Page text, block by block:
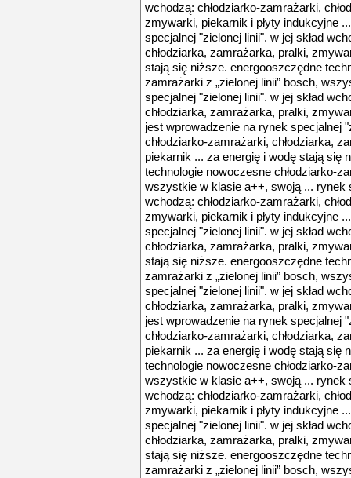
wchodzą: chłodziarko-zamrażarki,
zmywarki, piekarnik i płyty indukcyjne
specjalnej "zielonej linii". w jej skład
chłodziarka, zamrażarka, pralki,
stają się niższe. energooszczędne
zamrażarki z „zielonej linii” bosch,
specjalnej "zielonej linii". w jej skład
chłodziarka, zamrażarka, pralki,
jest wprowadzenie na rynek specjalnej
chłodziarko-zamrażarki, chłodziarka,
piekarnik ... za energię i wodę stają się
technologie nowoczesne chłodziarko-
wszystkie w klasie a++, swoją ... rynek
wchodzą: chłodziarko-zamrażarki,
zmywarki, piekarnik i płyty indukcyjne
specjalnej "zielonej linii". w jej skład
chłodziarka, zamrażarka, pralki,
stają się niższe. energooszczędne
zamrażarki z „zielonej linii” bosch,
specjalnej "zielonej linii". w jej skład
chłodziarka, zamrażarka, pralki,
jest wprowadzenie na rynek specjalnej
chłodziarko-zamrażarki, chłodziarka,
piekarnik ... za energię i wodę stają się
technologie nowoczesne chłodziarko-
wszystkie w klasie a++, swoją ... rynek
wchodzą: chłodziarko-zamrażarki,
zmywarki, piekarnik i płyty indukcyjne
specjalnej "zielonej linii". w jej skład
chłodziarka, zamrażarka, pralki,
stają się niższe. energooszczędne
zamrażarki z „zielonej linii” bosch,